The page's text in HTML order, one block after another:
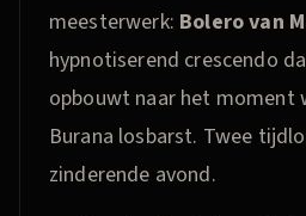
meesterwerk: Bolero van
hypnotiserend crescendo
opbouwt naar het moment
Burana losbarst. Twee
zinderende avond.